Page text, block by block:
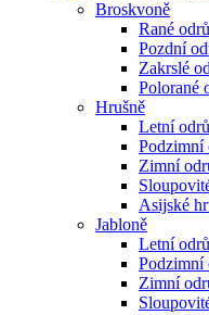
Broskvoně
Rané
Pozdní
Zakrslé
Polorané
Hrušně
Letní
Podzimní
Zimní
Asijské
Jabloně
Letní
Podzimní
Zimní